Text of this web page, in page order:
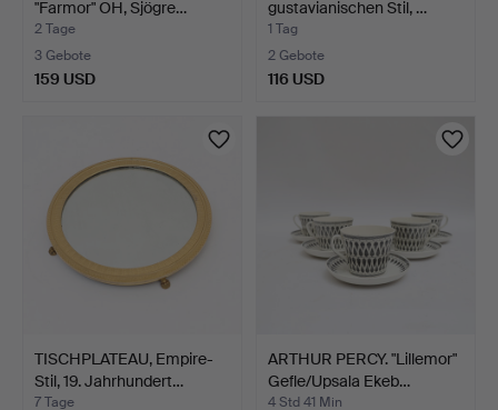
"Farmor" OH, Sjögre…
2 Tage
3 Gebote
159 USD
gustavianischen Stil, …
1 Tag
2 Gebote
116 USD
TISCHPLATEAU, Empire-
Stil, 19. Jahrhundert…
7 Tage
ARTHUR PERCY. "Lillemor"
Gefle/Upsala Ekeb…
4 Std 41 Min